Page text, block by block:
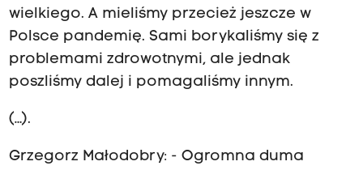
wielkiego. A mieliśmy przecież jeszcze w
Polsce pandemię. Sami borykaliśmy się z
problemami zdrowotnymi, ale jednak
poszliśmy dalej i pomagaliśmy innym.
(…).
Grzegorz Małodobry: - Ogromna duma